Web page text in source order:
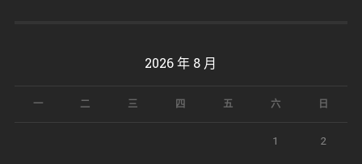
2026 年 8 月
一 二 三 四 五 六 日
1 2